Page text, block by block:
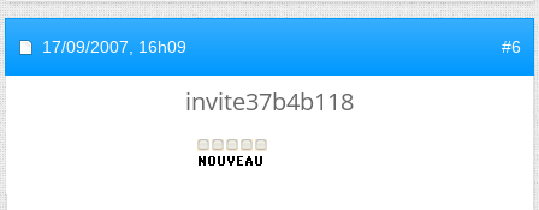
17/09/2007, 16h09 #6
invite37b4b118